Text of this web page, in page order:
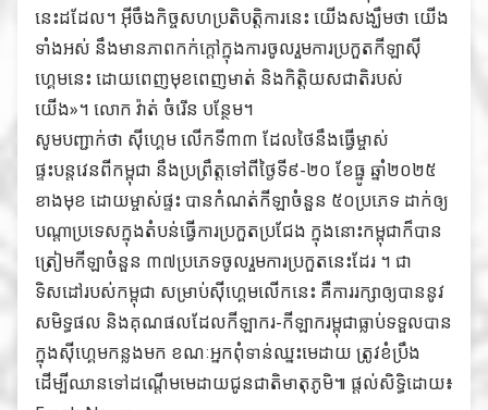
នេះដដែល។ អ៊ីចឹងកិច្ចសហប្រតិបត្តិការនេះ យើងសង្ឃឹមថា យើង
ទាំងអស់ នឹងមានភាពកក់ក្ដៅក្នុងការចូលរួមការប្រកួតកីឡាស៊ី
ហ្គេមនេះ ដោយពេញមុខពេញមាត់ និងកិត្តិយសជាតិរបស់
យើង»។ លោក វ៉ាត់ ចំរើន បន្ថែម។
សូមបញ្ជាក់ថា ស៊ីហ្គេម លើកទី៣៣ ដែលថៃនឹងធ្វើម្ចាស់
ផ្ទះបន្ដវេនពីកម្ពុជា នឹងប្រព្រឹត្តទៅពីថ្ងៃទី៩-២០ ខែធ្នូ ឆ្នាំ២០២៥
ខាងមុខ ដោយម្ចាស់ផ្ទះ បានកំណត់កីឡាចំនួន ៥០ប្រភេទ ដាក់ឲ្យ
បណ្ដាប្រទេសក្នុងតំបន់ធ្វើការប្រកួតប្រជែង ក្នុងនោះកម្ពុជាក៏បាន
ត្រៀមកីឡាចំនួន ៣៧ប្រភេទចូលរួមការប្រកួតនេះដែរ ។ ជា
ទិសដៅរបស់កម្ពុជា សម្រាប់ស៊ីហ្គេមលើកនេះ គឺការរក្សាឲ្យបាននូវ
សមិទ្ធផល និងគុណផលដែលកីឡាករ-កីឡាករម្ពុជាធ្លាប់ទទួលបាន
ក្នុងស៊ីហ្គេមកន្លងមក ខណៈអ្នកពុំទាន់ឈ្នះមេដាយ ត្រូវខំប្រឹង
ដើម្បីឈានទៅដណ្ដើមមេដាយជូនជាតិមាតុភូមិ៕ ផ្ដល់សិទ្ធិដោយ៖